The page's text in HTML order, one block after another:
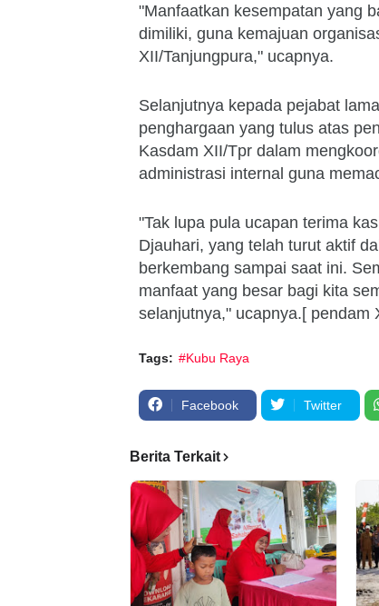
"Manfaatkan kesempatan yang
dimiliki, guna kemajuan
XII/Tanjungpura," ucapnya.
Selanjutnya kepada pejabat
penghargaan yang tulus atas
Kasdam XII/Tpr dalam
administrasi internal guna
"Tak lupa pula ucapan terima
Djauhari, yang telah turut aktif
berkembang sampai saat ini.
manfaat yang besar bagi kita
selanjutnya," ucapnya.[ pendam
Tags: #Kubu Raya
Facebook Twitter
Berita Terkait